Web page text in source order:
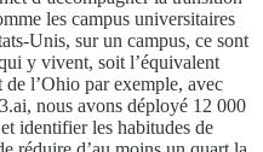
les campus universitaires
Unis, sur un campus, ce sont
y vivent, soit l’équivalent
l’Ohio par exemple, avec
nous avons déployé 12 000
identifier les habitudes de